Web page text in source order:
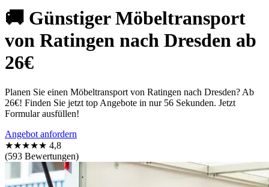
🚚 Günstiger Möbeltransport
von Ratingen nach Dresden ab
26€
Planen Sie einen Möbeltransport von Ratingen nach Dresden? Ab
26€! Finden Sie jetzt top Angebote in nur 56 Sekunden. Jetzt
Formular ausfüllen!
Angebot anfordern
★★★★★ 4,8
(593 Bewertungen)